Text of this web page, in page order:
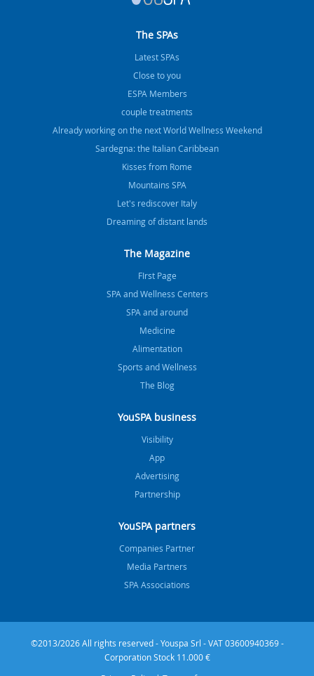
The SPAs
Latest SPAs
Close to you
ESPA Members
couple treatments
Already working on the next World Wellness Weekend
Sardegna: the Italian Caribbean
Kisses from Rome
Mountains SPA
Let's rediscover Italy
Dreaming of distant lands
The Magazine
FIrst Page
SPA and Wellness Centers
SPA and around
Medicine
Alimentation
Sports and Wellness
The Blog
YouSPA business
Visibility
App
Advertising
Partnership
YouSPA partners
Companies Partner
Media Partners
SPA Associations
©2013/2026 All rights reserved - Youspa Srl - VAT 03600940369 -
Corporation Stock 11.000 €